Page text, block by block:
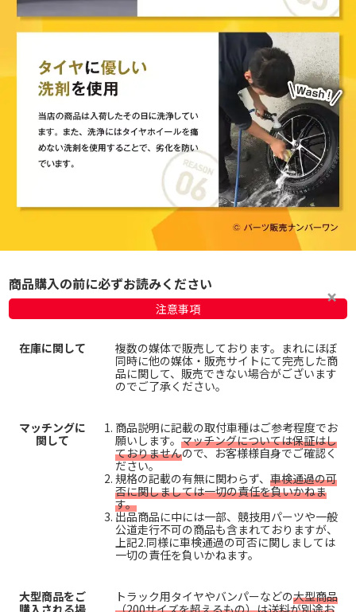
商品購入の前に必ずお読みください
注意事項
在庫に関して
複数の媒体で販売しております。まれにほぼ
同時に他の媒体・販売サイトにて完売した商
品に関して、販売できない場合がございます
のでご了承ください。
マッチングに
関して
商品説明に記載の取付車種はご参考程度でお
願いします。 マッチングについては保証はし
ておりませんので、お客様様自身でご確認く
ださい。
規格の記載の有無に関わらず、 車検通過の可
否に関しましては一切の責任を負いかねま
す。
出品商品に中には一部、競技用パーツや一般
公道走行不可の商品も含まれておりますが、
上記2.同様に車検通過の可否に関しましては
一切の責任を負いかねます。
大型商品をご
トラック用タイヤやバンパーなどの大型商品